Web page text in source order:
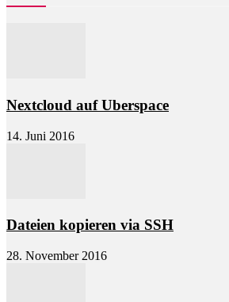
Nextcloud auf Uberspace
14. Juni 2016
Dateien kopieren via SSH
28. November 2016